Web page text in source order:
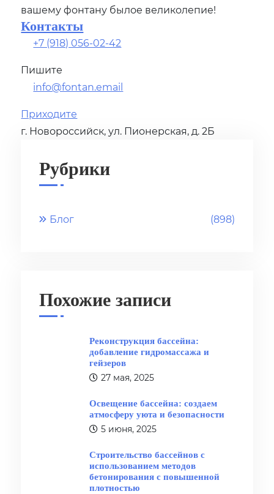
вашему фонтану былое великолепие!
Контакты
+7 (918) 056-02-42
Пишите
info@fontan.email
Приходите
г. Новороссийск, ул. Пионерская, д. 2Б
Рубрики
Блог (898)
Похожие записи
Реконструкция бассейна:
добавление гидромассажа и
гейзеров
27 мая, 2025
Освещение бассейна: создаем
атмосферу уюта и безопасности
5 июня, 2025
Строительство бассейнов с
использованием методов
бетонирования с повышенной
плотностью